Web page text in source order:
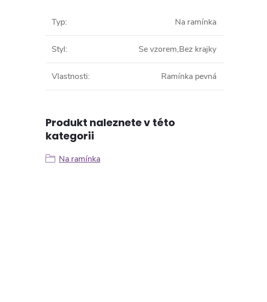
Typ: Na ramínka
Styl: Se vzorem,Bez krajky
Vlastnosti: Ramínka pevná
Produkt naleznete v této
kategorii
Na ramínka